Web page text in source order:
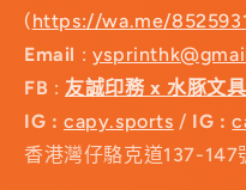
(https://wa.me/
Email :
FB :友誠印務 x 水豚文具
IG : capy.sports / IG :
香港灣仔駱克道137-147